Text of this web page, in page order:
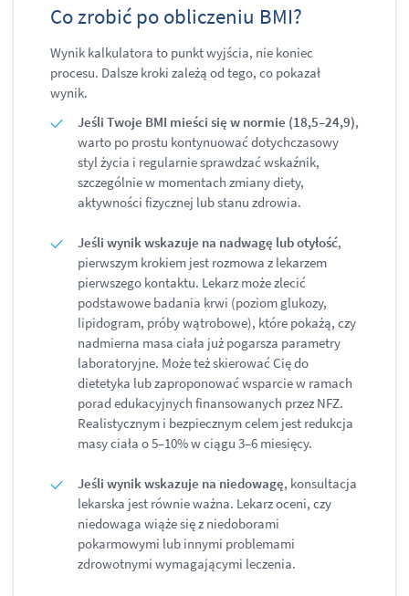
Co zrobić po obliczeniu BMI?
Wynik kalkulatora to punkt wyjścia, nie koniec
procesu. Dalsze kroki zależą od tego, co pokazał
wynik.
Jeśli Twoje BMI mieści się w normie (18,5–24,9),
warto po prostu kontynuować dotychczasowy
styl życia i regularnie sprawdzać wskaźnik,
szczególnie w momentach zmiany diety,
aktywności fizycznej lub stanu zdrowia.
Jeśli wynik wskazuje na nadwagę lub otyłość,
pierwszym krokiem jest rozmowa z lekarzem
pierwszego kontaktu. Lekarz może zlecić
podstawowe badania krwi (poziom glukozy,
lipidogram, próby wątrobowe), które pokażą, czy
nadmierna masa ciała już pogarsza parametry
laboratoryjne. Może też skierować Cię do
dietetyka lub zaproponować wsparcie w ramach
porad edukacyjnych finansowanych przez NFZ.
Realistycznym i bezpiecznym celem jest redukcja
masy ciała o 5–10% w ciągu 3–6 miesięcy.
Jeśli wynik wskazuje na niedowagę, konsultacja
lekarska jest równie ważna. Lekarz oceni, czy
niedowaga wiąże się z niedoborami
pokarmowymi lub innymi problemami
zdrowotnymi wymagającymi leczenia.